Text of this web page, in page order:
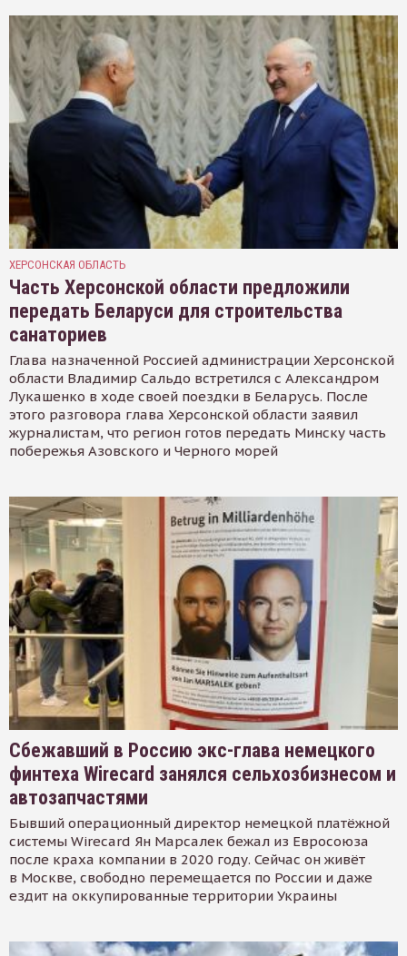
ХЕРСОНСКАЯ ОБЛАСТЬ
Часть Херсонской области предложили
передать Беларуси для строительства
санаториев
Глава назначенной Россией администрации Херсонской
области Владимир Сальдо встретился с Александром
Лукашенко в ходе своей поездки в Беларусь. После
этого разговора глава Херсонской области заявил
журналистам, что регион готов передать Минску часть
побережья Азовского и Черного морей
Сбежавший в Россию экс-глава немецкого
финтеха Wirecard занялся сельхозбизнесом и
автозапчастями
Бывший операционный директор немецкой платёжной
системы Wirecard Ян Марсалек бежал из Евросоюза
после краха компании в 2020 году. Сейчас он живёт
в Москве, свободно перемещается по России и даже
ездит на оккупированные территории Украины